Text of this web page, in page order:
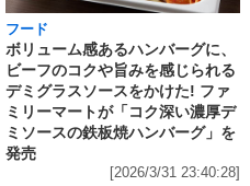
フード
ボリューム感あるハンバーグに、
ビーフのコクや旨みを感じられる
デミグラスソースをかけた! ファ
ミリーマートが「コク深い濃厚デ
ミソースの鉄板焼ハンバーグ」を
発売
[2026/3/31 23:40:28]